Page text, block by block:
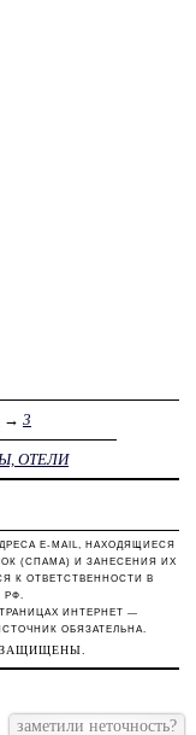
→ 3
ОТЕЛИ
E-MAIL, НАХОДЯЩИЕСЯ
(СПАМА) И ЗАНЕСЕНИЯ ИХ
К ОТВЕТСТВЕННОСТИ В
РФ.
ИНТЕРНЕТ —
ОБЯЗАТЕЛЬНА.
заметили неточность?